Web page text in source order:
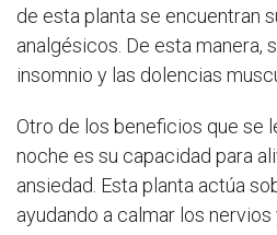
de esta planta se encuentran
analgésicos. De esta manera,
insomnio y las dolencias
Otro de los beneficios que se
noche es su capacidad para
ansiedad. Esta planta actúa
ayudando a calmar los